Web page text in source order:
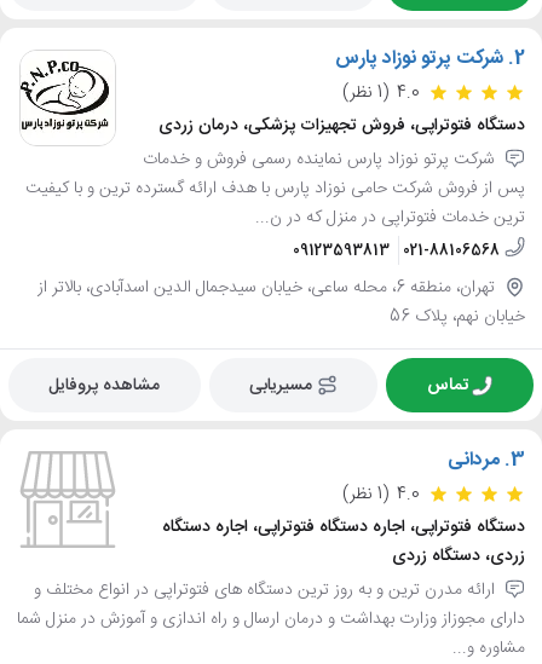
2. شرکت پرتو نوزاد پارس
4.0 (1 نظر)
دستگاه فتوتراپی، فروش تجهیزات پزشکی، درمان زردی
شرکت پرتو نوزاد پارس نماینده رسمی فروش و خدمات
پس از فروش شرکت حامی نوزاد پارس با هدف ارائه گسترده ترین و با کیفیت
ترین خدمات فتوتراپی در منزل که در ن...
021-88106568
09123593813
تهران، منطقه 6، محله ساعی، خیابان سیدجمال الدین اسدآبادی، بالاتر از
خیابان نهم، پلاک 56
تماس مسیریابی مشاهده پروفایل
3. مردانی
4.0 (1 نظر)
دستگاه فتوتراپی، اجاره دستگاه فتوتراپی، اجاره دستگاه
زردی، دستگاه زردی
ارائه مدرن ترین و به روز ترین دستگاه های فتوتراپی در انواع مختلف و
دارای مجوزاز وزارت بهداشت و درمان ارسال و راه اندازی و آموزش در منزل شما
مشاوره و...